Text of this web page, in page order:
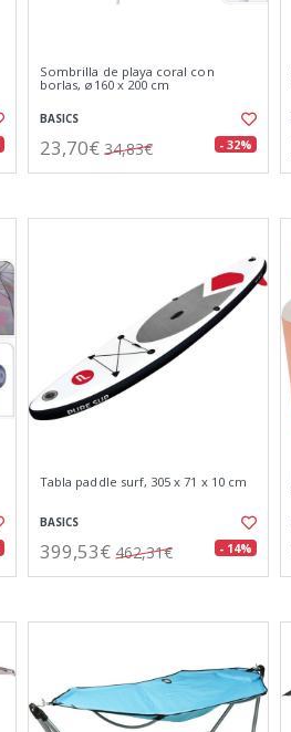
Sombrilla de playa coral con
borlas, ø160 x 200 cm
BASICS
23,70€ 34,83€ - 32%
Tabla paddle surf, 305 x 71 x 10 cm
BASICS
399,53€ 462,31€ - 14%